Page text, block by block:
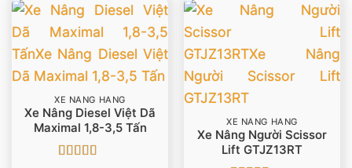
XE NÂNG HÀNG
Xe Nâng Diesel Việt Dã
Maximal 1,8-3,5 Tấn
XE NÂNG HÀNG
Xe Nâng Người Scissor
Lift GTJZ13RT